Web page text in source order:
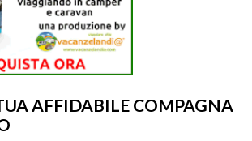
AFFIDABILE COMPAGNA